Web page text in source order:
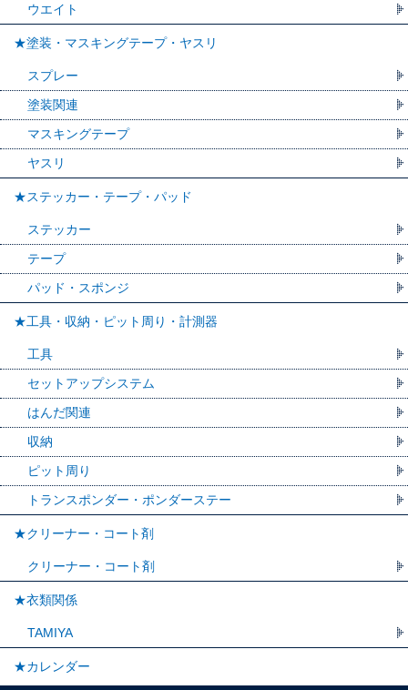
ウエイト
★塗装・マスキングテープ・ヤスリ
スプレー
塗装関連
マスキングテープ
ヤスリ
★ステッカー・テープ・パッド
ステッカー
テープ
パッド・スポンジ
★工具・収納・ピット周り・計測器
工具
セットアップシステム
はんだ関連
収納
ピット周り
トランスポンダー・ポンダーステー
★クリーナー・コート剤
クリーナー・コート剤
★衣類関係
TAMIYA
★カレンダー